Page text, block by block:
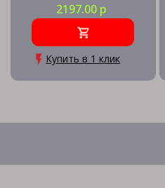
2197.00 р
Купить в 1 клик